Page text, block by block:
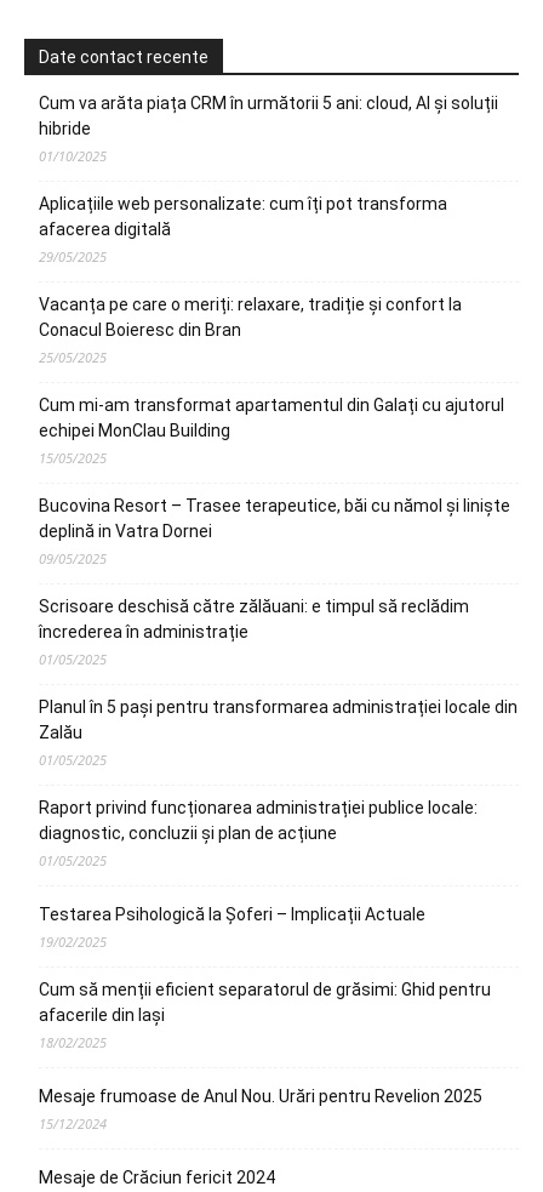
Date contact recente
Cum va arăta piața CRM în următorii 5 ani: cloud, AI și soluții
hibride
01/10/2025
Aplicațiile web personalizate: cum îți pot transforma
afacerea digitală
29/05/2025
Vacanța pe care o meriți: relaxare, tradiție și confort la
Conacul Boieresc din Bran
25/05/2025
Cum mi-am transformat apartamentul din Galați cu ajutorul
echipei MonClau Building
15/05/2025
Bucovina Resort – Trasee terapeutice, băi cu nămol și liniște
deplină in Vatra Dornei
09/05/2025
Scrisoare deschisă către zălăuani: e timpul să reclădim
încrederea în administrație
01/05/2025
Planul în 5 pași pentru transformarea administrației locale din
Zalău
01/05/2025
Raport privind funcționarea administrației publice locale:
diagnostic, concluzii și plan de acțiune
01/05/2025
Testarea Psihologică la Șoferi – Implicații Actuale
19/02/2025
Cum să menții eficient separatorul de grăsimi: Ghid pentru
afacerile din Iași
18/02/2025
Mesaje frumoase de Anul Nou. Urări pentru Revelion 2025
15/12/2024
Mesaje de Crăciun fericit 2024